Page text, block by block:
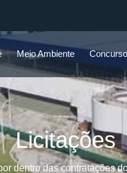
Meio Ambiente
Licitações
dentro das contratações